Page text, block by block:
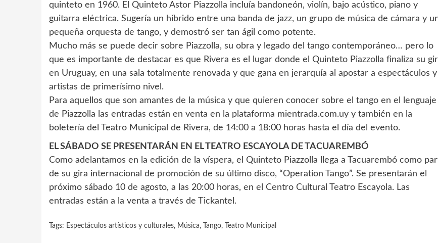
quinteto en 1960. El Quinteto Astor Piazzolla incluía bandoneón, violín, bajo acústico, piano y
guitarra eléctrica. Sugería un híbrido entre una banda de jazz, un grupo de música de cámara y
pequeña orquesta de tango, y demostró ser tan ágil como potente.
Mucho más se puede decir sobre Piazzolla, su obra y legado del tango contemporáneo… pero lo
que es importante de destacar es que Rivera es el lugar donde el Quinteto Piazzolla finaliza su
en Uruguay, en una sala totalmente renovada y que gana en jerarquía al apostar a espectáculos y
artistas de primerísimo nivel.
Para aquellos que son amantes de la música y que quieren conocer sobre el tango en el lenguaje
de Piazzolla las entradas están en venta en la plataforma mientrada.com.uy y también en la
boletería del Teatro Municipal de Rivera, de 14:00 a 18:00 horas hasta el día del evento.
EL SÁBADO SE PRESENTARÁN EN EL TEATRO ESCAYOLA DE TACUAREMBÓ
Como adelantamos en la edición de la víspera, el Quinteto Piazzolla llega a Tacuarembó como
de su gira internacional de promoción de su último disco, “Operation Tango”. Se presentarán el
próximo sábado 10 de agosto, a las 20:00 horas, en el Centro Cultural Teatro Escayola. Las
entradas están a la venta a través de Tickantel.
Tags: Espectáculos artísticos y culturales, Música, Tango, Teatro Municipal